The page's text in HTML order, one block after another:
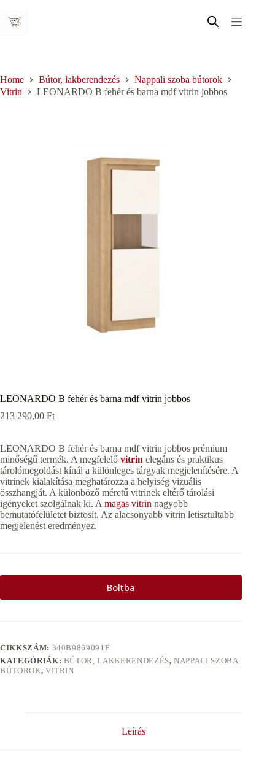
content
Home Bútor, lakberendezés
Nappali szoba bútorok
Vitrin
LEONARDO B fehér és barna mdf vitrin jobbos
LEONARDO B fehér és barna mdf vitrin jobbos
213 290,00 Ft
LEONARDO B fehér és barna mdf vitrin jobbos prémium
minőségű termék. A megfelelő vitrin elegáns és praktikus
tárolómegoldást kínál a különleges tárgyak megjelenítésére. A
vitrinek kialakítása meghatározza a helyiség vizuális
összhangját. A különböző méretű vitrinek eltérő tárolási
igényeket szolgálnak ki. A magas vitrin nagyobb
bemutatófelületet biztosít. Az alacsonyabb vitrin letisztultabb
megjelenést eredményez.
Boltba
CIKKSZÁM: 340B9869091F
KATEGÓRIÁK: BÚTOR, LAKBERENDEZÉS,NAPPALI SZOBA
BÚTOROK, VITRIN
Leírás